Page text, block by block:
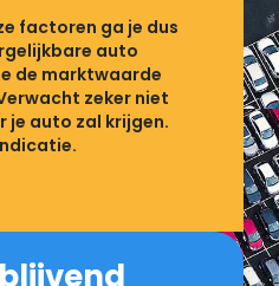
factoren ga je dus
auto
de marktwaarde
zeker niet
je auto zal krijgen.